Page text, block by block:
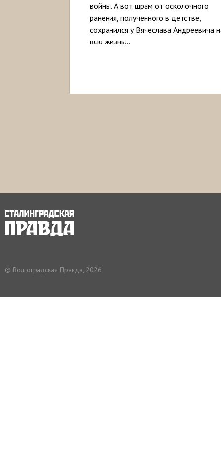
войны. А вот шрам от осколочного
ранения, полученного в детстве,
сохранился у Вячеслава Андреевича
всю жизнь…
© Волгоградская Правда, 2026